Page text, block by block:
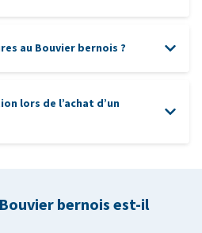
au Bouvier bernois ?
lors de l’achat d’un
bernois est-il